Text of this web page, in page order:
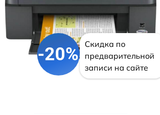
-20%
Скидка по
предварительной
записи на сайте